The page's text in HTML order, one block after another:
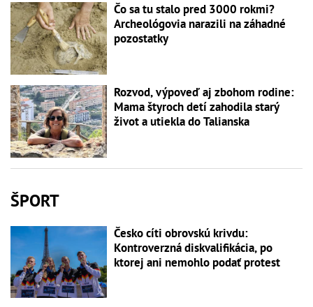
Čo sa tu stalo pred 3000 rokmi?
Archeológovia narazili na záhadné
pozostatky
Rozvod, výpoveď aj zbohom rodine:
Mama štyroch detí zahodila starý
život a utiekla do Talianska
ŠPORT
Česko cíti obrovskú krivdu:
Kontroverzná diskvalifikácia, po
ktorej ani nemohlo podať protest